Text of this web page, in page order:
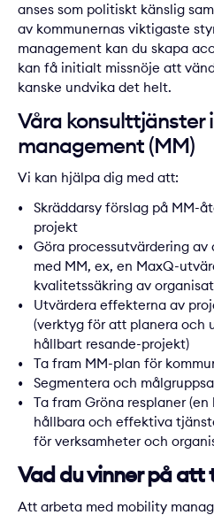
anses som politiskt känslig
av kommunernas viktigaste
management kan du skapa
kan få initialt missnöje att
kanske undvika det helt.
Våra konsulttjänster
management (MM)
Vi kan hjälpa dig med att:
Skräddarsy förslag på MM-
projekt
Göra processutvärdering
med MM, ex, en MaxQ-
kvalitetssäkring av
Utvärdera effekterna av
(verktyg för att planera och
hållbart resande-projekt)
Ta fram MM-plan för
Segmentera och
Ta fram Gröna resplaner
hållbara och effektiva
för verksamheter och
Vad du vinner på att
Att arbeta med mobility